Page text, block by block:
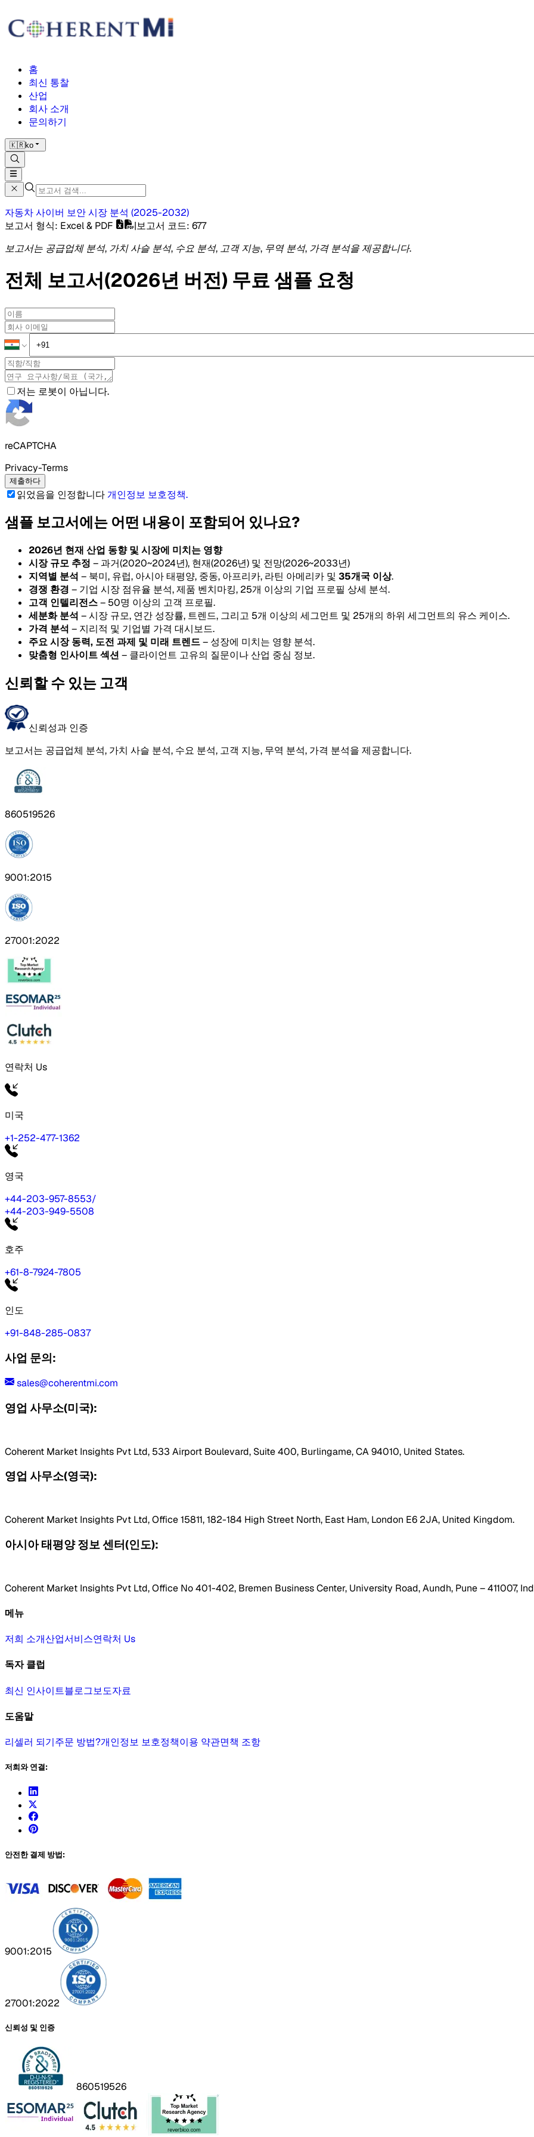
홈
최신 통찰
산업
회사 소개
문의하기
🇰🇷ko
자동차 사이버 보안 시장 분석 (2025-2032)
보고서 형식: Excel & PDF |보고서 코드: 677
보고서는 공급업체 분석, 가치 사슬 분석, 수요 분석, 고객 지능, 무역 분석, 가격 분석을 제공합니다.
전체 보고서(2026년 버전) 무료 샘플 요청
저는 로봇이 아닙니다.
reCAPTCHA
Privacy-Terms
제출하다
읽었음을 인정합니다개인정보 보호정책.
샘플 보고서에는 어떤 내용이 포함되어 있나요?
2026년 현재 산업 동향 및 시장에 미치는 영향
시장 규모 추정 – 과거(2020~2024년), 현재(2026년) 및 전망(2026~2033년)
지역별 분석 – 북미, 유럽, 아시아 태평양, 중동, 아프리카, 라틴 아메리카 및 35개국 이상.
경쟁 환경 – 기업 시장 점유율 분석, 제품 벤치마킹, 25개 이상의 기업 프로필 상세 분석.
고객 인텔리전스– 50명 이상의 고객 프로필.
세분화 분석 – 시장 규모, 연간 성장률, 트렌드, 그리고 5개 이상의 세그먼트 및 25개의 하위 세그먼트의 유스 케이스.
가격 분석 – 지리적 및 기업별 가격 대시보드.
주요 시장 동력, 도전 과제 및 미래 트렌드– 성장에 미치는 영향 분석.
맞춤형 인사이트 섹션 – 클라이언트 고유의 질문이나 산업 중심 정보.
신뢰할 수 있는 고객
신뢰성과 인증
보고서는 공급업체 분석, 가치 사슬 분석, 수요 분석, 고객 지능, 무역 분석, 가격 분석을 제공합니다.
860519526
9001:2015
27001:2022
연락처 Us
미국
+1-252-477-1362
영국
+44-203-957-8553/
+44-203-949-5508
호주
+61-8-7924-7805
인도
+91-848-285-0837
사업 문의:
sales@coherentmi.com
영업 사무소(미국):
Coherent Market Insights Pvt Ltd, 533 Airport Boulevard, Suite 400, Burlingame, CA 94010, United States.
영업 사무소(영국):
Coherent Market Insights Pvt Ltd, Office 15811, 182-184 High Street North, East Ham, London E6 2JA, United Kingdom.
아시아 태평양 정보 센터(인도):
Coherent Market Insights Pvt Ltd, Office No 401-402, Bremen Business Center, University Road, Aundh, Pune – 411007,
메뉴
저희 소개산업서비스연락처 Us
독자 클럽
최신 인사이트블로그보도자료
도움말
리셀러 되기주문 방법?개인정보 보호정책이용 약관면책 조항
저희와 연결:
안전한 결제 방법:
9001:2015
27001:2022
신뢰성 및 인증
860519526